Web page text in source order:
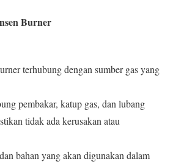
Burner
terhubung dengan sumber gas yang
pembakar, katup gas, dan lubang
tidak ada kerusakan atau
bahan yang akan digunakan dalam